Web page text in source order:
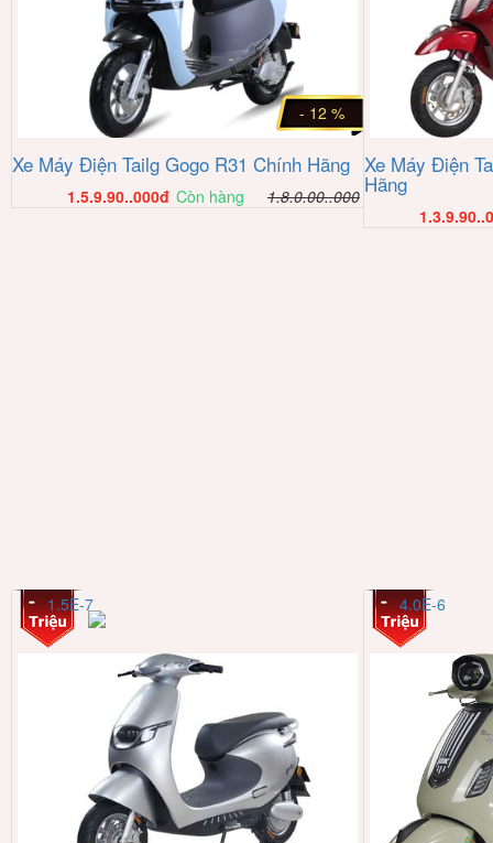
Xe Máy Điện Tailg Gogo R31 Chính Hãng
1.8.0.00..000
- 12 %
1.5.9.90..000đ Còn hàng
Xe Máy Điện
Hãng
1.5E-7 4.0E-6